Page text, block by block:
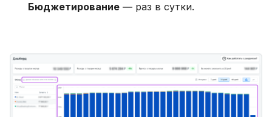
Бюджетирование ― раз в сутки.